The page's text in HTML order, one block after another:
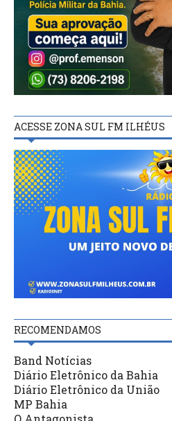
ACESSE ZONA SUL FM ILHÉUS
RECOMENDAMOS
Band Notícias
Diário Eletrônico da Bahia
Diário Eletrônico da União
MP Bahia